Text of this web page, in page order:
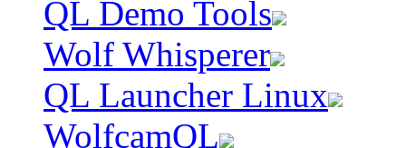
QL Demo Tools
Wolf Whisperer
QL Launcher Linux
WolfcamQL